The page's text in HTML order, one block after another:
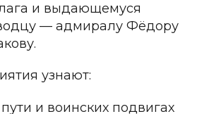
и выдающемуся
— адмиралу Фёдору
.
узнают:
и воинских подвигах